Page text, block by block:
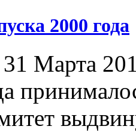
2000 года
31 Марта